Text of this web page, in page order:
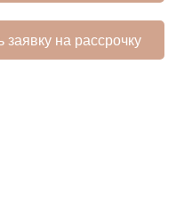
заявку на рассрочку